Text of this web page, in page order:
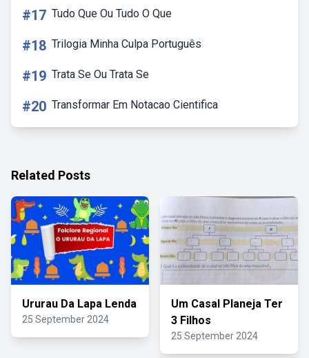
#17 Tudo Que Ou Tudo O Que
#18 Trilogia Minha Culpa Português
#19 Trata Se Ou Trata Se
#20 Transformar Em Notacao Cientifica
Related Posts
Ururau Da Lapa Lenda
25 September 2024
Um Casal Planeja Ter
3 Filhos
25 September 2024